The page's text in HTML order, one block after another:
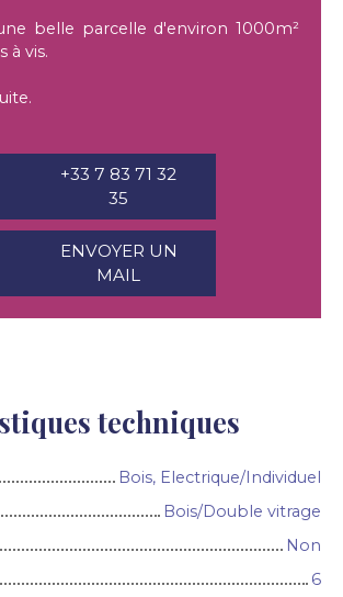
belle parcelle d'environ 1000m²
à vis.
+33 7 83 71 32
35
ENVOYER UN
MAIL
techniques
Bois, Electrique/Individuel
Bois/Double vitrage
Non
6